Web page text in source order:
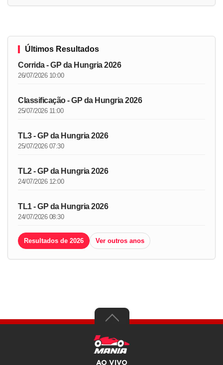
Últimos Resultados
Corrida - GP da Hungria 2026
26/07/2026 10:00
Classificação - GP da Hungria 2026
25/07/2026 11:00
TL3 - GP da Hungria 2026
25/07/2026 07:30
TL2 - GP da Hungria 2026
24/07/2026 12:00
TL1 - GP da Hungria 2026
24/07/2026 08:30
Resultados de 2026 Ver outros anos
AO VIVO